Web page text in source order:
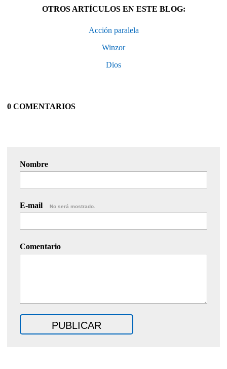
OTROS ARTÍCULOS EN ESTE BLOG:
Acción paralela
Winzor
Dios
0 COMENTARIOS
Nombre
E-mail No será mostrado.
Comentario